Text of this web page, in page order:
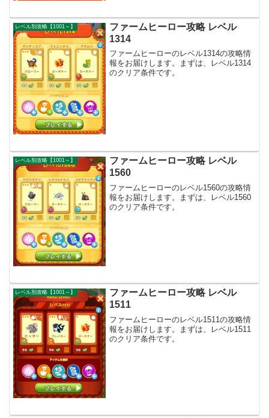
レベル別攻略【1001～】
ファームヒーロー攻略 レベル
1314
ファームヒーローのレベル1314の攻略情
報をお届けします。まずは、レベル1314
のクリア条件です。
レベル別攻略【1001～】
ファームヒーロー攻略 レベル
1560
ファームヒーローのレベル1560の攻略情
報をお届けします。まずは、レベル1560
のクリア条件です。
レベル別攻略【1001～】
ファームヒーロー攻略 レベル
1511
ファームヒーローのレベル1511の攻略情
報をお届けします。まずは、レベル1511
のクリア条件です。